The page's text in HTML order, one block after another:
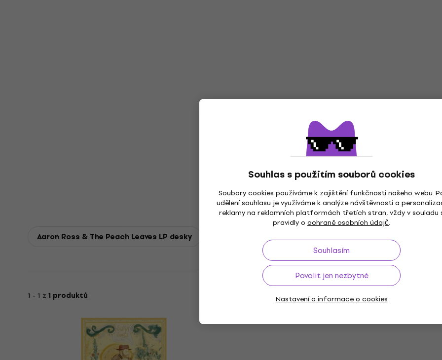
Souhlas s použitím souborů cookies
Soubory cookies používáme k zajištění funkčnosti našeho webu.
udělení souhlasu je využíváme k analýze návštěvnosti a
reklamy na reklamních platformách třetích stran, vždy v souladu
pravidly o ochraně osobních údajů.
Souhlasím
Povolit jen nezbytné
Nastavení a informace o cookies
Aaron Ross & The Peach Leaves LP desky
1 - 1 z 1 produktů